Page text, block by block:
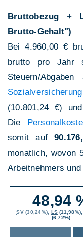
Bruttobezug +
Brutto-Gehalt")
Bei 4.960,00 €
brutto pro Jahr
Steuern/
Sozialversicherung
(10.801,24 €) und
Die
somit auf
monatlich, wovon
Arbeitnehmers
48,94
SV(30,24%), LS (11,98%),
(6,72%)